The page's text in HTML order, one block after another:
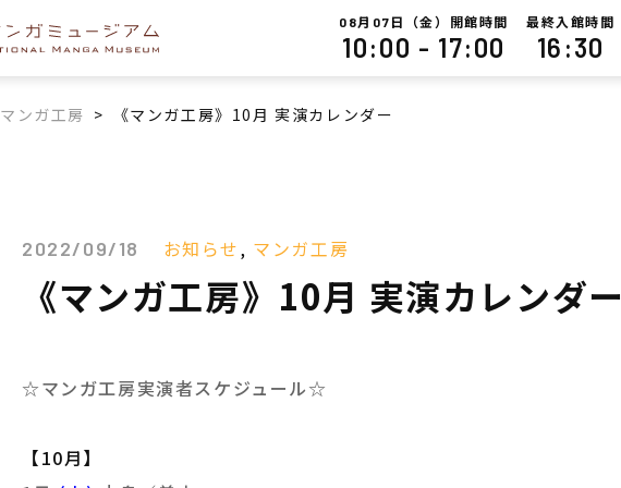
08月 07 日（金）開館時間
10:00 - 17:00
最終入館時間
16:30
マンガ工房 > 《マンガ工房》10月 実演カレンダー
2022/09/18 お知らせ, マンガ工房
《マンガ工房》10月 実演カレンダー
☆マンガ工房実演者スケジュール☆
【10月】